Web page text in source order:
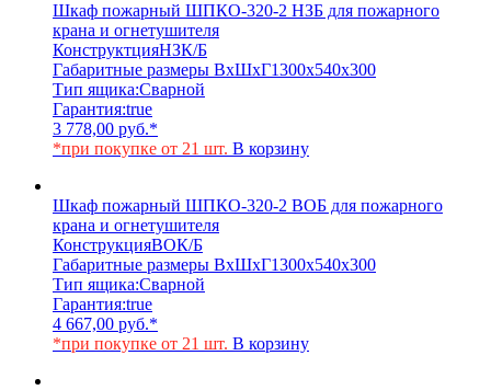
Шкаф пожарный ШПКО-320-2 НЗБ для пожарного
крана и огнетушителя
КонструктцияНЗК/Б
Габаритные размеры ВхШхГ1300х540х300
Тип ящика:Сварной
Гарантия:true
3 778,00 руб.*
*при покупке от 21 шт. В корзину
Шкаф пожарный ШПКО-320-2 ВОБ для пожарного
крана и огнетушителя
КонструкцияВОК/Б
Габаритные размеры ВхШхГ1300х540х300
Тип ящика:Сварной
Гарантия:true
4 667,00 руб.*
*при покупке от 21 шт. В корзину